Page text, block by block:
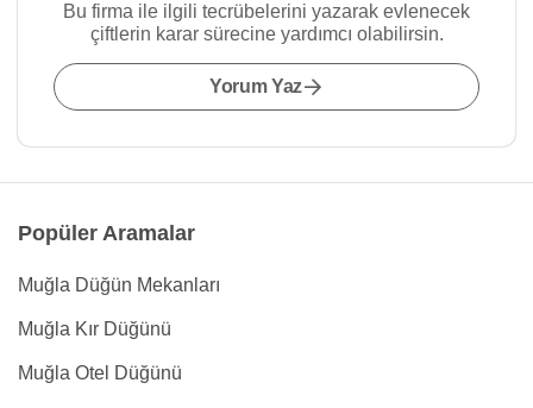
Bu firma ile ilgili tecrübelerini yazarak evlenecek
çiftlerin karar sürecine yardımcı olabilirsin.
Yorum Yaz
Popüler Aramalar
Muğla Düğün Mekanları
Muğla Kır Düğünü
Muğla Otel Düğünü